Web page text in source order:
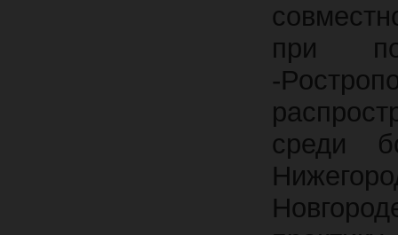
при
-
среди